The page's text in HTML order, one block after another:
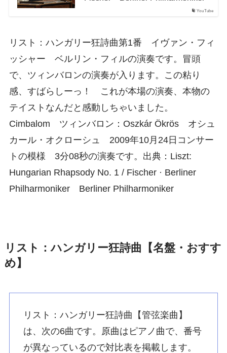
YouTube
リスト：ハンガリー狂詩曲第1番 イヴァン・フィ
ッシャー ベルリン・フィルの演奏です。冒頭
で、ツィンバロンの演奏が入ります。この粘り
感、すばらしーっ！ これが本場の演奏、本物の
テイストなんだと感動しちゃいました。
Cimbalom ツィンバロン：Oszkár Ökrös オシュ
カール・オクローシュ 2009年10月24日コンサー
トの模様 3分08秒の演奏です。出典：Liszt:
Hungarian Rhapsody No. 1 / Fischer · Berliner
Philharmoniker Berliner Philharmoniker
リスト：ハンガリー狂詩曲【名盤・おすす
め】
リスト：ハンガリー狂詩曲【管弦楽曲】
は、次の6曲です。原曲はピアノ曲で、番号
が異なっているので対比表を掲載します。